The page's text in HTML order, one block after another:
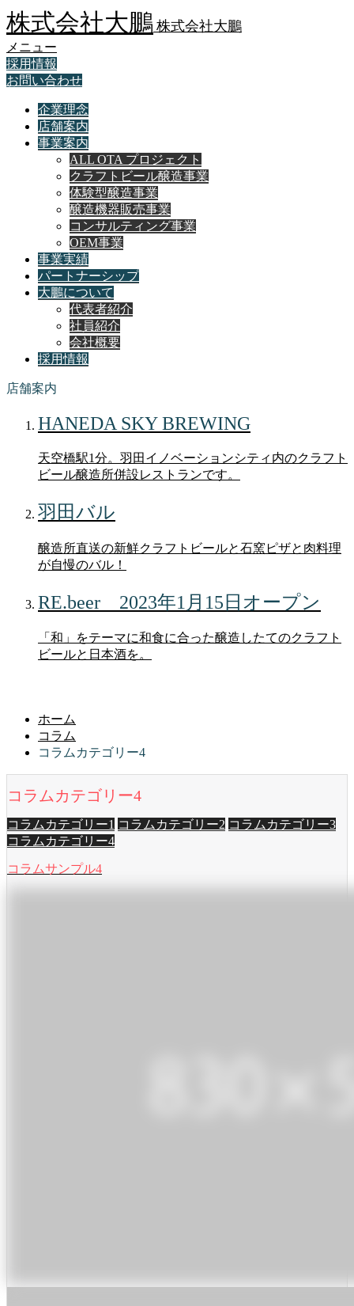
株式会社大鵬 株式会社大鵬
メニュー
採用情報
お問い合わせ
企業理念
店舗案内
事業案内
ALL OTA プロジェクト
クラフトビール醸造事業
体験型醸造事業
醸造機器販売事業
コンサルティング事業
OEM事業
事業実績
パートナーシップ
大鵬について
代表者紹介
社員紹介
会社概要
採用情報
店舗案内
HANEDA SKY BREWING
天空橋駅1分。羽田イノベーションシティ内のクラフト
ビール醸造所併設レストランです。
羽田バル
醸造所直送の新鮮クラフトビールと石窯ピザと肉料理
が自慢のバル！
RE.beer 2023年1月15日オープン
「和」をテーマに和食に合った醸造したてのクラフト
ビールと日本酒を。
ホーム
コラム
コラムカテゴリー4
コラムカテゴリー4
コラムカテゴリー1 コラムカテゴリー2 コラムカテゴリー3
コラムカテゴリー4
コラムサンプル4